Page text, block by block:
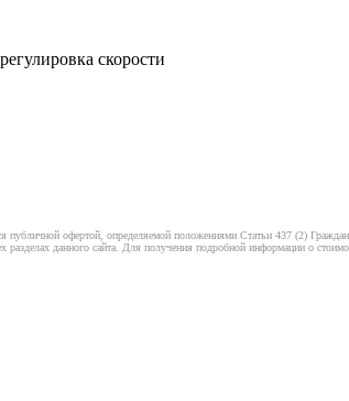
скорости
офертой, определяемой положениями Статьи 437 (2)
данного сайта. Для получения подробной информации о